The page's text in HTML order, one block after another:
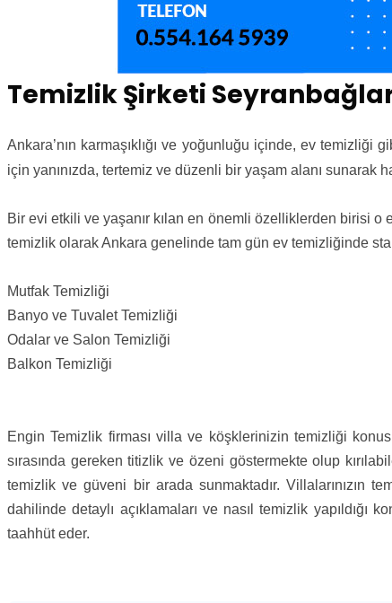
Temizlik Şirketi
Ankara’nın karmaşıklığı ve yoğunluğu içinde, ev
için yanınızda, tertemiz ve düzenli bir yaşam alanı sunarak
Bir evi etkili ve yaşanır kılan en önemli özelliklerden birisi
temizlik olarak Ankara genelinde tam gün ev temizliğinde
Mutfak Temizliği
Banyo ve Tuvalet Temizliği
Odalar ve Salon Temizliği
Balkon Temizliği
Engin Temizlik firması villa ve köşklerinizin temizliği
sırasında gereken titizlik ve özeni göstermekte olup
temizlik ve güveni bir arada sunmaktadır. Villalarınızın
dahilinde detaylı açıklamaları ve nasıl temizlik
taahhüt eder.